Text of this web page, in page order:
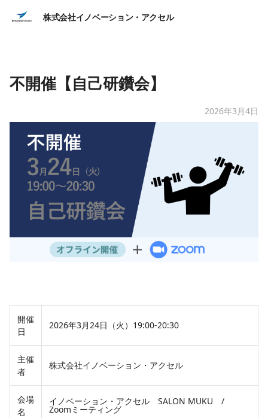
株式会社イノベーション・アクセル
不開催【自己研鑽会】
2026年3月4日
開催
日
2026年3月24日（火）19:00-20:30
主催
者
株式会社イノベーション・アクセル
会場
名
イノベーション・アクセル SALON MUKU /
Zoomミーティング